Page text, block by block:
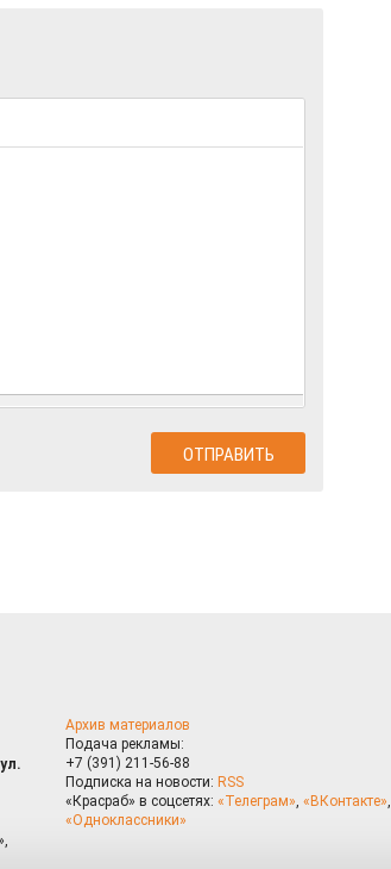
Архив материалов
Подача рекламы:
+7 (391) 211-56-88
Подписка на новости: RSS
«Красраб» в соцсетях: «Телеграм», «ВКонтакте»,
«Одноклассники»